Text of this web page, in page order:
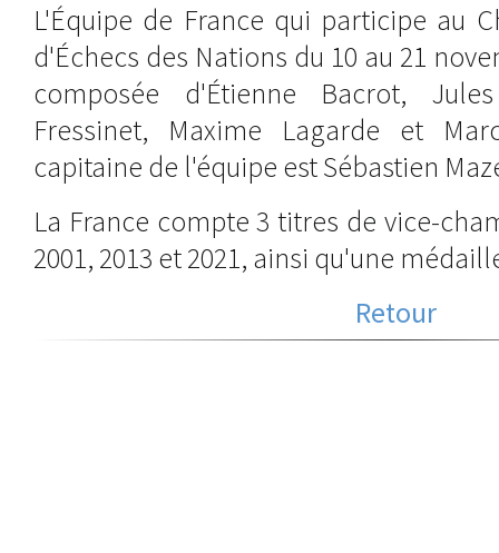
L'Équipe de France qui participe au
d'Échecs des Nations du 10 au 21
composée d'Étienne Bacrot,
Fressinet, Maxime Lagarde et
capitaine de l'équipe est Sébastien
La France compte 3 titres de vice-
2001, 2013 et 2021, ainsi qu'une
Retour